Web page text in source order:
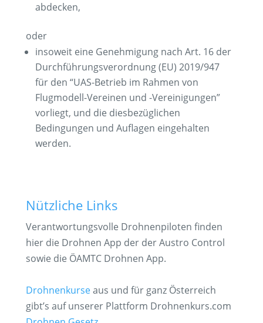
abdecken,
oder
insoweit eine Genehmigung nach Art. 16 der
Durchführungsverordnung (EU) 2019/947
für den “UAS-Betrieb im Rahmen von
Flugmodell-Vereinen und -Vereinigungen”
vorliegt, und die diesbezüglichen
Bedingungen und Auflagen eingehalten
werden.
Nützliche Links
Verantwortungsvolle Drohnenpiloten finden
hier die Drohnen App der der Austro Control
sowie die ÖAMTC Drohnen App.
Drohnenkurseaus und für ganz Österreich
gibt’s auf unserer Plattform Drohnenkurs.com